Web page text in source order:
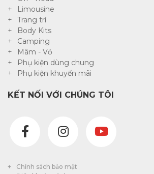
Limousine
Trang trí
Body Kits
Camping
Mâm - Vỏ
Phụ kiện dùng chung
Phụ kiện khuyến mãi
KẾT NỐI VỚI CHÚNG TÔI
Chính sách bảo mật